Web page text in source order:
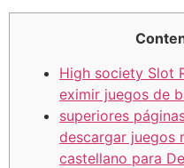
High society Slot
eximir juegos de
superiores
descargar juegos
castellano para De